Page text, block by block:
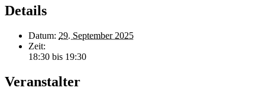
Details
Datum: 29. September 2025
Zeit:
18:30 bis 19:30
Veranstalter